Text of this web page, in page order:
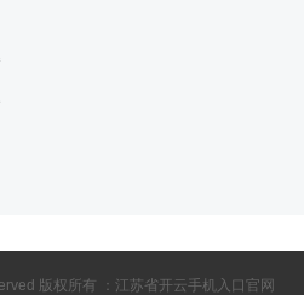
版权所有 ：江苏省开云手机入口官网